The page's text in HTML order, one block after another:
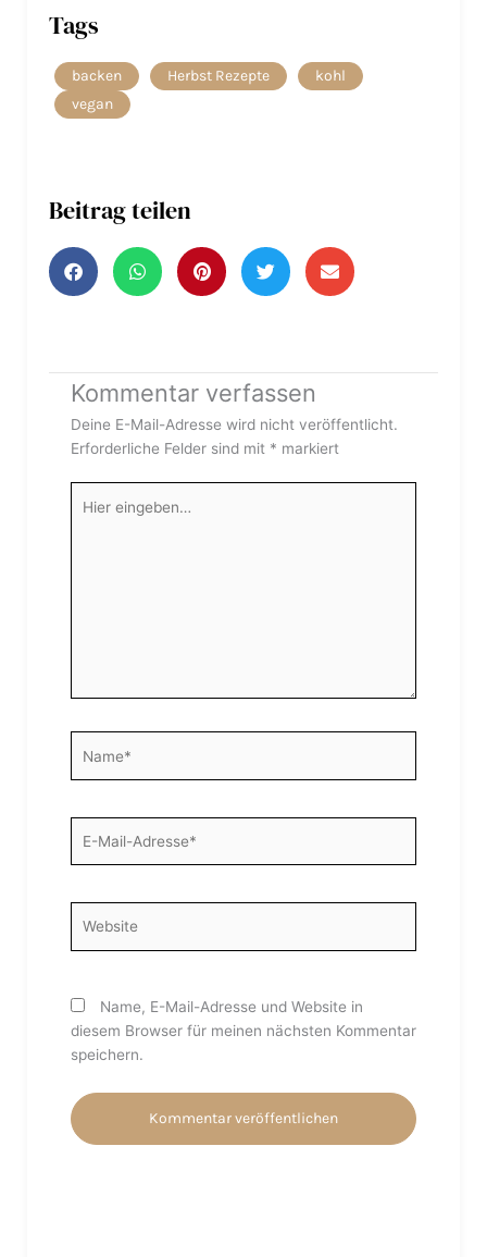
Tags
backen Herbst Rezepte
kohl
vegan
Beitrag teilen
Kommentar verfassen
Deine E-Mail-Adresse wird nicht veröffentlicht.
Erforderliche Felder sind mit * markiert
eingeben…
Mail-
Name, E-Mail-Adresse und Website in
diesem Browser für meinen nächsten Kommentar
speichern.